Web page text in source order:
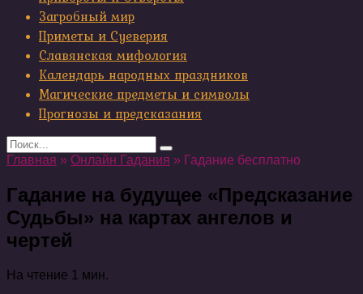
Загробный мир
Приметы и Суеверия
Славянская мифология
Календарь народных праздников
Магические предметы и символы
Прогнозы и предсказания
Search
for:
Главная » Онлайн Гадания » Гадание бесплатно
Гадание на будущее «Предсказание
Судьбы» на картах ангелов и
чертей
На чтение 1 мин.